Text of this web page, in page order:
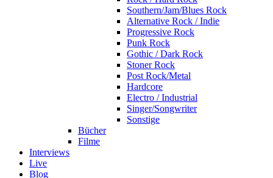
Southern/Jam/Blues Rock
Alternative Rock / Indie
Progressive Rock
Punk Rock
Gothic / Dark Rock
Stoner Rock
Post Rock/Metal
Hardcore
Electro / Industrial
Singer/Songwriter
Sonstige
Bücher
Filme
Interviews
Live
Blog